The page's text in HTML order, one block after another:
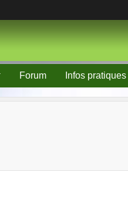
Forum Infos pratiques